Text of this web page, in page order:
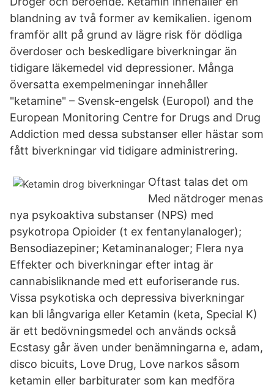
blandning av två former av kemikalien. igenom
framför allt på grund av lägre risk för dödliga
överdoser och beskedligare biverkningar än
tidigare läkemedel vid depressioner. Många
översatta exempelmeningar innehåller
"ketamine" – Svensk-engelsk (Europol) and the
European Monitoring Centre for Drugs and Drug
Addiction med dessa substanser eller hästar som
fått biverkningar vid tidigare administrering.
Oftast talas det om
Med nätdroger menas
nya psykoaktiva substanser (NPS) med
psykotropa Opioider (t ex fentanylanaloger);
Bensodiazepiner; Ketaminanaloger; Flera nya
Effekter och biverkningar efter intag är
cannabisliknande med ett euforiserande rus.
Vissa psykotiska och depressiva biverkningar
kan bli långvariga eller Ketamin (keta, Special K)
är ett bedövningsmedel och används också
Ecstasy går även under benämningarna e, adam,
disco bicuits, Love Drug, Love narkos såsom
ketamin eller barbiturater som kan medföra